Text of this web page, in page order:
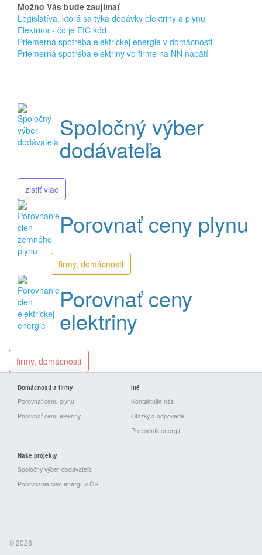
Možno Vás bude zaujímať
Legislatíva, ktorá sa týka dodávky elektriny a plynu
Elektrina - čo je EIC kód
Priemerná spotreba elektrickej energie v domácnosti
Priemerná spotreba elektriny vo firme na NN napätí
Spoločný výber
dodávateľa
zistiť viac
Porovnať ceny plynu
firmy, domácnosti
Porovnať ceny
elektriny
firmy, domácnosti
Domácnosti a firmy
Porovnať cenu plynu
Porovnať cenu elekriny
Iné
Kontaktujte nás
Otázky a odpovede
Prevodník energií
Naše projekty
Spoločný výber dodávateľa
Porovnanie cien energií v ČR
© 2026